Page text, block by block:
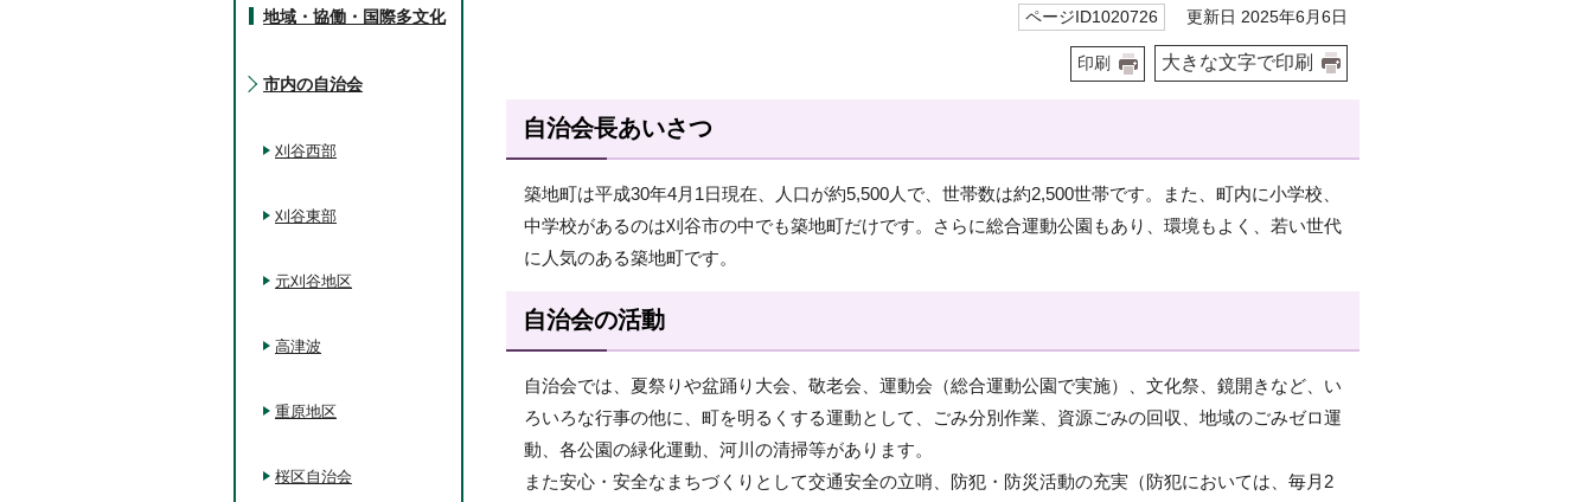
ページID1020726 更新日 2025年6月6日
印刷 大きな文字で印刷
自治会長あいさつ
築地町は平成30年4月1日現在、人口が約5,500人で、世帯数は約2,500世帯です。また、町内に小学校、
中学校があるのは刈谷市の中でも築地町だけです。さらに総合運動公園もあり、環境もよく、若い世代
に人気のある築地町です。
自治会の活動
自治会では、夏祭りや盆踊り大会、敬老会、運動会（総合運動公園で実施）、文化祭、鏡開きなど、い
ろいろな行事の他に、町を明るくする運動として、ごみ分別作業、資源ごみの回収、地域のごみゼロ運
動、各公園の緑化運動、河川の清掃等があります。
また安心・安全なまちづくりとして交通安全の立哨、防犯・防災活動の充実（防犯においては、毎月2
地域・協働・国際多文化
市内の自治会
刈谷西部
刈谷東部
元刈谷地区
高津波
重原地区
桜区自治会